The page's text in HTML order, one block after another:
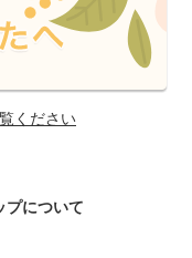
ください
プについて